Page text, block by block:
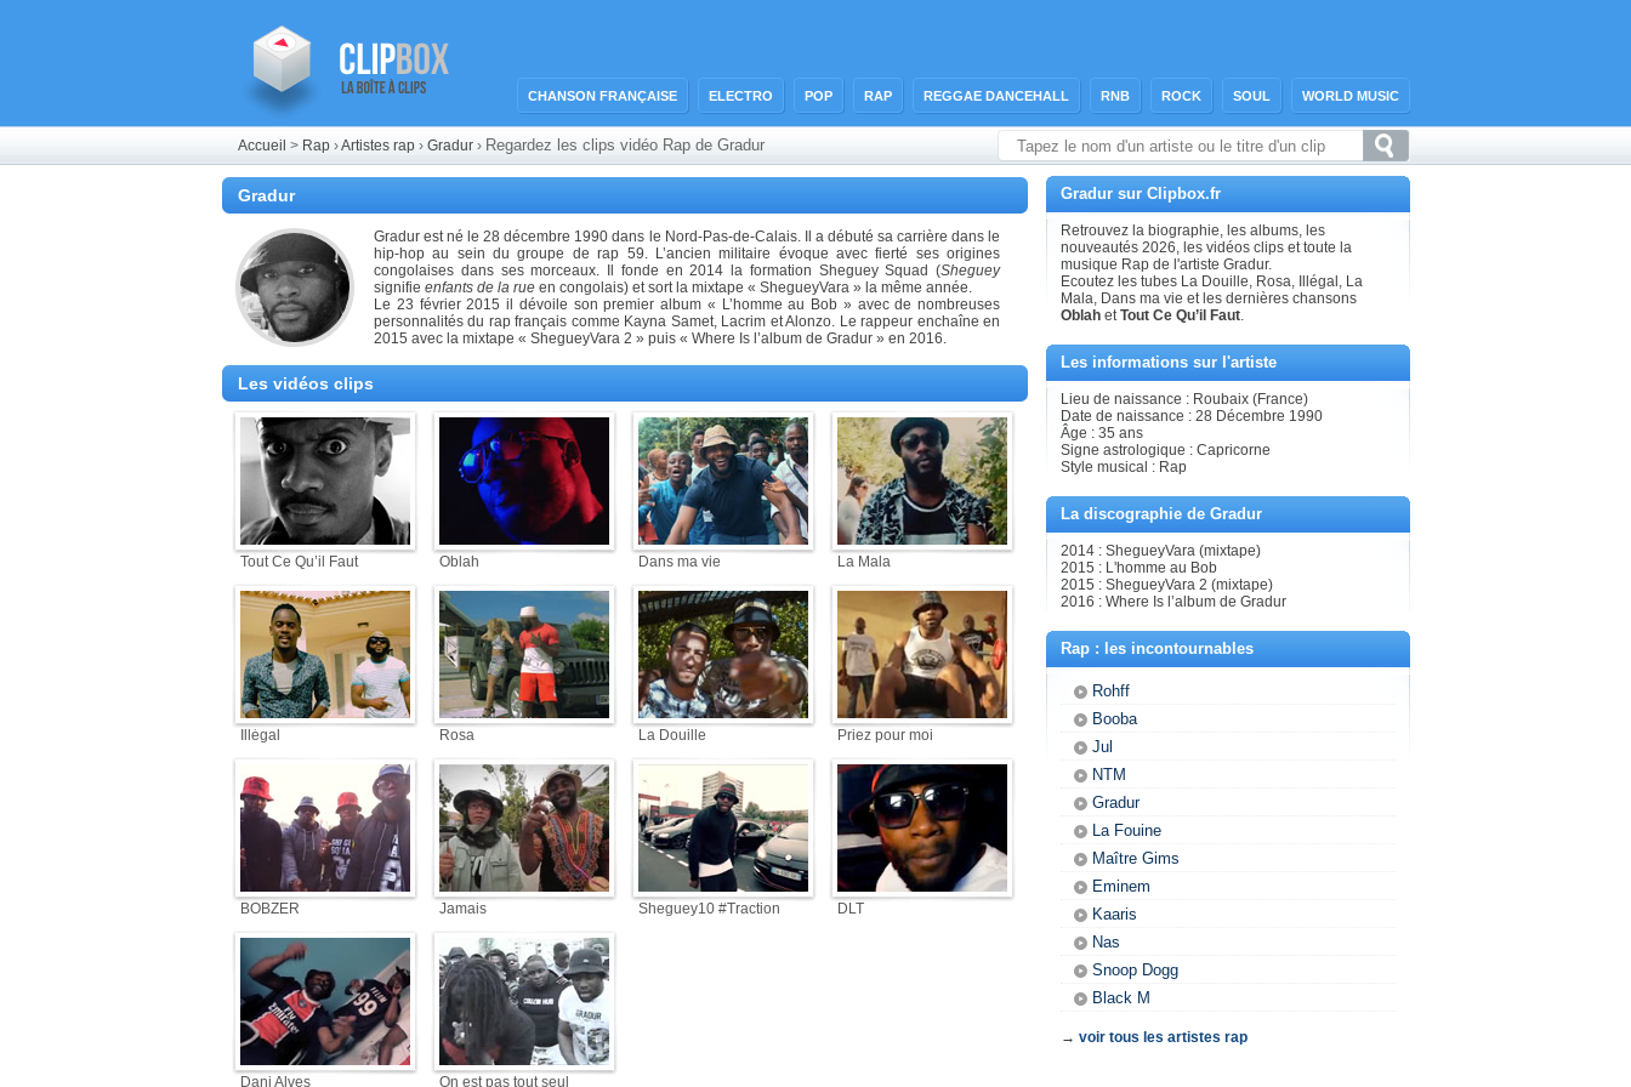
CHANSON FRANÇAISE ELECTRO POP RAP REGGAE DANCEHALL RNB ROCK SOUL WORLD MUSIC
Accueil > Rap ›Artistes rap › Gradur › Regardez les clips vidéo Rap de Gradur
Gradur
Gradur est né le 28 décembre 1990 dans le Nord-Pas-de-Calais. Il a débuté sa carrière dans le
hip-hop au sein du groupe de rap 59. L’ancien militaire évoque avec fierté ses origines
congolaises dans ses morceaux. Il fonde en 2014 la formation Sheguey Squad (Sheguey
signifie enfants de la rue en congolais) et sort la mixtape « ShegueyVara » la même année.
Le 23 février 2015 il dévoile son premier album « L’homme au Bob » avec de nombreuses
personnalités du rap français comme Kayna Samet, Lacrim et Alonzo. Le rappeur enchaîne en
2015 avec la mixtape « ShegueyVara 2 » puis « Where Is l’album de Gradur » en 2016.
Les vidéos clips
Tout Ce Qu’il Faut Oblah Dans ma vie La Mala
Illégal Rosa La Douille Priez pour moi
BOBZER Jamais Sheguey10 #Traction DLT
Dani Alves On est pas tout seul
Gradur sur Clipbox.fr
Retrouvez la biographie, les albums, les
nouveautés 2026, les vidéos clips et toute la
musique Rap de l'artiste Gradur.
Ecoutez les tubes La Douille, Rosa, Illégal, La
Mala, Dans ma vie et les dernières chansons
Oblah etTout Ce Qu’il Faut.
Les informations sur l'artiste
Lieu de naissance : Roubaix (France)
Date de naissance : 28 Décembre 1990
Âge : 35 ans
Signe astrologique : Capricorne
Style musical : Rap
La discographie de Gradur
2014 : ShegueyVara (mixtape)
2015 : L'homme au Bob
2015 : ShegueyVara 2 (mixtape)
2016 : Where Is l’album de Gradur
Rap : les incontournables
Rohff
Booba
Jul
NTM
Gradur
La Fouine
Maître Gims
Eminem
Kaaris
Nas
Snoop Dogg
Black M
→ voir tous les artistes rap